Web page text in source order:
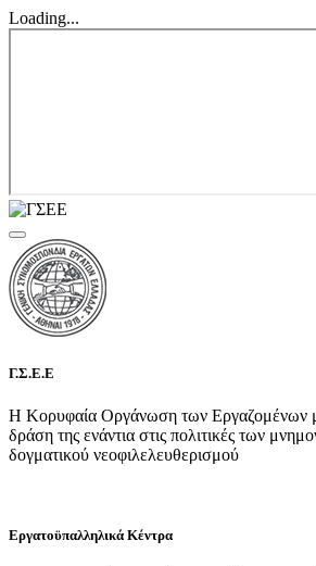
Loading...
Γ.Σ.Ε.Ε
Η Κορυφαία Οργάνωση των Εργαζομένων
δράση της ενάντια στις πολιτικές των
δογματικού νεοφιλελευθερισμού
Εργατοϋπαλληλικά Κέντρα